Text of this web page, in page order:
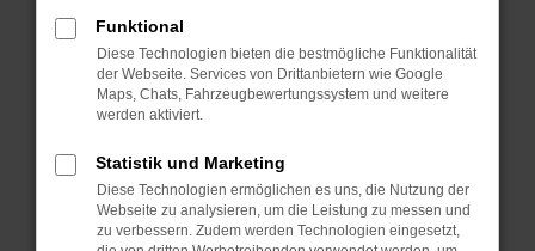
Starte dein Gerät neu.
Das kann manchmal helfen, vorübergehende
Probleme zu beheben.
Betriebssystem auf dem neuesten Stand
sind.
Veraltete Software birgt nicht nur ein
Sicherheitsrisiko, sondern kann auch dazu
Funktional
Diese Technologien bieten die bestmögliche Funktionalität
der Webseite. Services von Drittanbietern wie Google
Maps, Chats, Fahrzeugbewertungssystem und weitere
werden aktiviert.
Statistik und Marketing
Diese Technologien ermöglichen es uns, die Nutzung der
Webseite zu analysieren, um die Leistung zu messen und
zu verbessern. Zudem werden Technologien eingesetzt,